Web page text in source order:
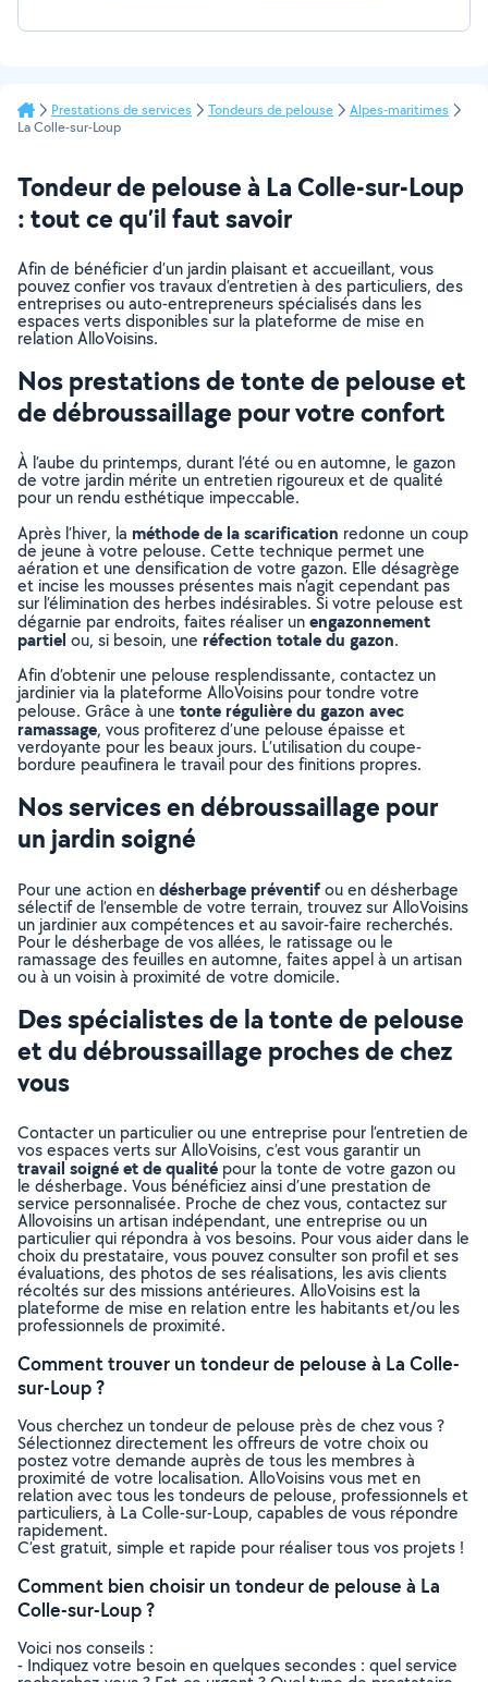
Prestations de services Tondeurs de pelouse
Alpes-maritimes
La Colle-sur-Loup
Tondeur de pelouse à La Colle-sur-Loup
: tout ce qu’il faut savoir
Afin de bénéficier d’un jardin plaisant et accueillant, vous
pouvez confier vos travaux d’entretien à des particuliers, des
entreprises ou auto-entrepreneurs spécialisés dans les
espaces verts disponibles sur la plateforme de mise en
relation AlloVoisins.
Nos prestations de tonte de pelouse et
de débroussaillage pour votre confort
À l’aube du printemps, durant l’été ou en automne, le gazon
de votre jardin mérite un entretien rigoureux et de qualité
pour un rendu esthétique impeccable.
Après l’hiver, la méthode de la scarification redonne un coup
de jeune à votre pelouse. Cette technique permet une
aération et une densification de votre gazon. Elle désagrège
et incise les mousses présentes mais n’agit cependant pas
sur l’élimination des herbes indésirables. Si votre pelouse est
dégarnie par endroits, faites réaliser unengazonnement
partiel ou, si besoin, une réfection totale du gazon.
Afin d’obtenir une pelouse resplendissante, contactez un
jardinier via la plateforme AlloVoisins pour tondre votre
pelouse. Grâce à une tonte régulière du gazon avec
ramassage, vous profiterez d’une pelouse épaisse et
verdoyante pour les beaux jours. L’utilisation du coupe-
bordure peaufinera le travail pour des finitions propres.
Nos services en débroussaillage pour
un jardin soigné
Pour une action endésherbage préventifou en désherbage
sélectif de l’ensemble de votre terrain, trouvez sur AlloVoisins
un jardinier aux compétences et au savoir-faire recherchés.
Pour le désherbage de vos allées, le ratissage ou le
ramassage des feuilles en automne, faites appel à un artisan
ou à un voisin à proximité de votre domicile.
Des spécialistes de la tonte de pelouse
et du débroussaillage proches de chez
vous
Contacter un particulier ou une entreprise pour l’entretien de
vos espaces verts sur AlloVoisins, c’est vous garantir un
travail soigné et de qualité pour la tonte de votre gazon ou
le désherbage. Vous bénéficiez ainsi d’une prestation de
service personnalisée. Proche de chez vous, contactez sur
Allovoisins un artisan indépendant, une entreprise ou un
particulier qui répondra à vos besoins. Pour vous aider dans le
choix du prestataire, vous pouvez consulter son profil et ses
évaluations, des photos de ses réalisations, les avis clients
récoltés sur des missions antérieures. AlloVoisins est la
plateforme de mise en relation entre les habitants et/ou les
professionnels de proximité.
Comment trouver un tondeur de pelouse à La Colle-
sur-Loup ?
Vous cherchez un tondeur de pelouse près de chez vous ?
Sélectionnez directement les offreurs de votre choix ou
postez votre demande auprès de tous les membres à
proximité de votre localisation. AlloVoisins vous met en
relation avec tous les tondeurs de pelouse, professionnels et
particuliers, à La Colle-sur-Loup, capables de vous répondre
rapidement.
C’est gratuit, simple et rapide pour réaliser tous vos projets !
Comment bien choisir un tondeur de pelouse à La
Colle-sur-Loup ?
Voici nos conseils :
- Indiquez votre besoin en quelques secondes : quel service